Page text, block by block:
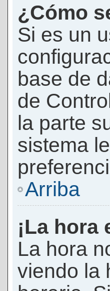
¿Cómo
Si es un
base de
de
la parte
sistema
Arriba
¡La
La hora
viendo la